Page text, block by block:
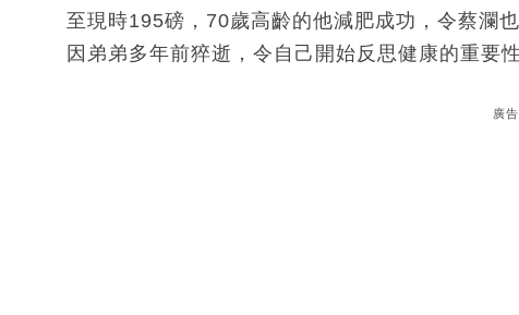
至現時195磅，70歲高齡的他減肥成功，令蔡瀾
因弟弟多年前猝逝，令自己開始反思健康的重要
廣告